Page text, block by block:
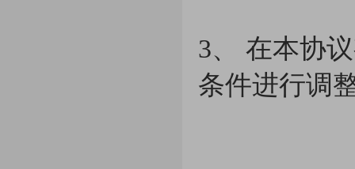
3、 在本协
条件进行调